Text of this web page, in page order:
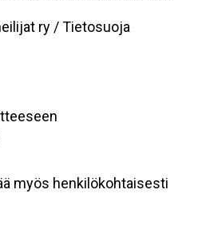
ry / Tietosuoja
myös henkilökohtaisesti